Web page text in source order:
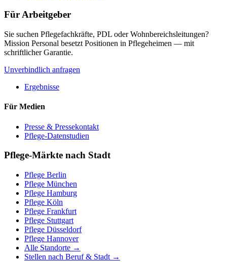
Für Arbeitgeber
Sie suchen Pflegefachkräfte, PDL oder Wohnbereichsleitungen?
Mission Personal besetzt Positionen in Pflegeheimen — mit
schriftlicher Garantie.
Unverbindlich anfragen
Ergebnisse
Für Medien
Presse & Pressekontakt
Pflege-Datenstudien
Pflege-Märkte nach Stadt
Pflege Berlin
Pflege München
Pflege Hamburg
Pflege Köln
Pflege Frankfurt
Pflege Stuttgart
Pflege Düsseldorf
Pflege Hannover
Alle Standorte →
Stellen nach Beruf & Stadt →